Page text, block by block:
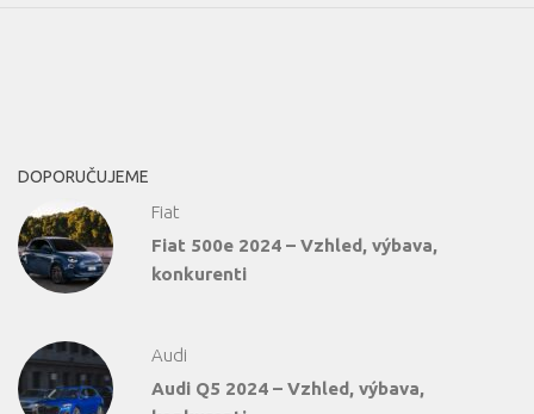
DOPORUČUJEME
Fiat
Fiat 500e 2024 – Vzhled, výbava,
konkurenti
Audi
Audi Q5 2024 – Vzhled, výbava,